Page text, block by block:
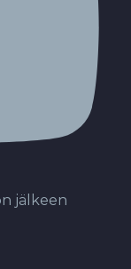
jälkeen